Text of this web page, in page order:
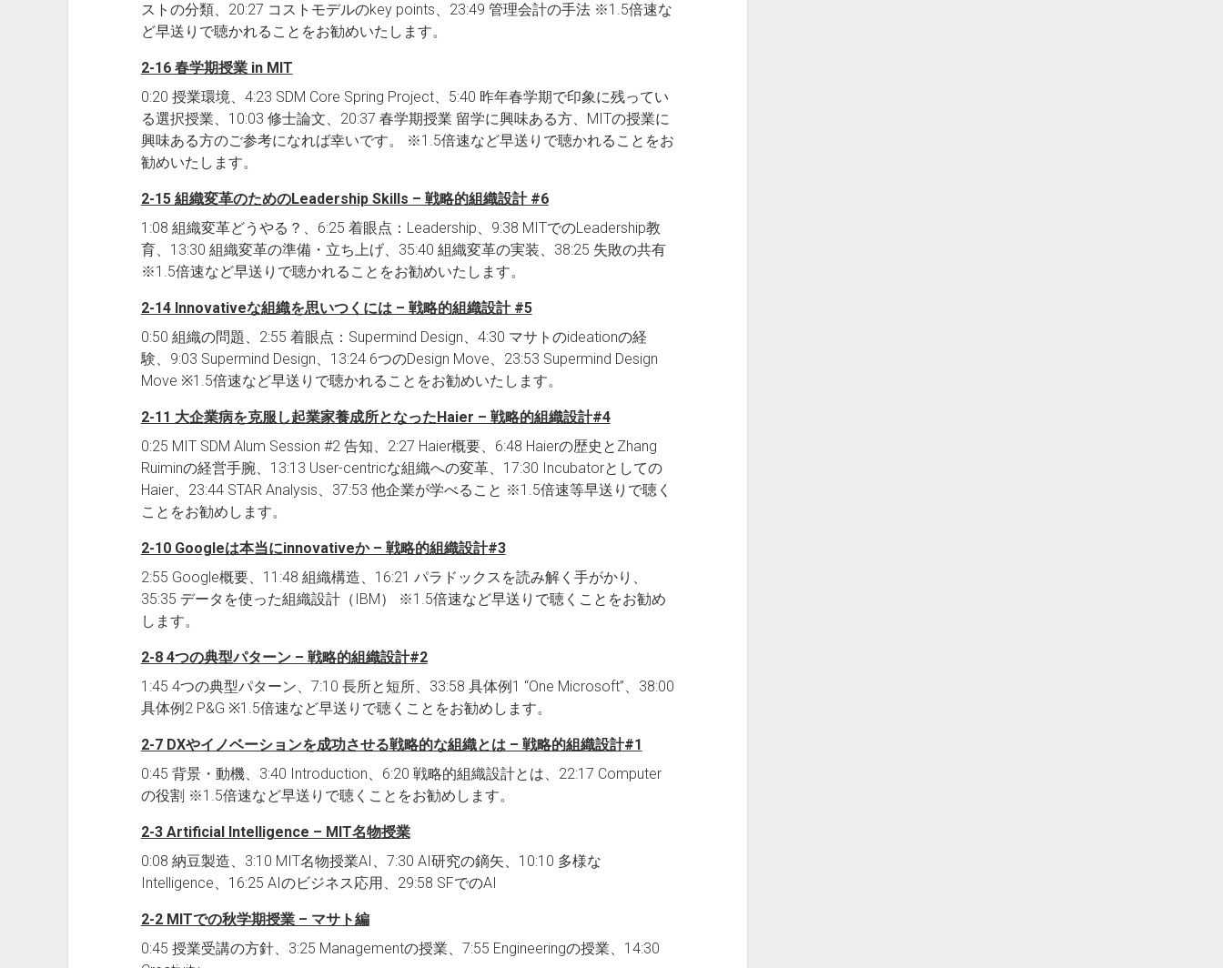
ストの分類、20:27 コストモデルのkey points、23:49 管理会計の手法 ※1.5倍速な
ど早送りで聴かれることをお勧めいたします。
2-16 春学期授業 in MIT
0:20 授業環境、4:23 SDM Core Spring Project、5:40 昨年春学期で印象に残ってい
る選択授業、10:03 修士論文、20:37 春学期授業 留学に興味ある方、MITの授業に
興味ある方のご参考になれば幸いです。 ※1.5倍速など早送りで聴かれることをお
勧めいたします。
2-15 組織変革のためのLeadership Skills – 戦略的組織設計 #6
1:08 組織変革どうやる？、6:25 着眼点：Leadership、9:38 MITでのLeadership教
育、13:30 組織変革の準備・立ち上げ、35:40 組織変革の実装、38:25 失敗の共有
※1.5倍速など早送りで聴かれることをお勧めいたします。
2-14 Innovativeな組織を思いつくには – 戦略的組織設計 #5
0:50 組織の問題、2:55 着眼点：Supermind Design、4:30 マサトのideationの経
験、9:03 Supermind Design、13:24 6つのDesign Move、23:53 Supermind Design
Move ※1.5倍速など早送りで聴かれることをお勧めいたします。
2-11 大企業病を克服し起業家養成所となったHaier – 戦略的組織設計#4
0:25 MIT SDM Alum Session #2 告知、2:27 Haier概要、6:48 Haierの歴史とZhang
Ruiminの経営手腕、13:13 User-centricな組織への変革、17:30 Incubatorとしての
Haier、23:44 STAR Analysis、37:53 他企業が学べること ※1.5倍速等早送りで聴く
ことをお勧めします。
2-10 Googleは本当にinnovativeか – 戦略的組織設計#3
2:55 Google概要、11:48 組織構造、16:21 パラドックスを読み解く手がかり、
35:35 データを使った組織設計（IBM） ※1.5倍速など早送りで聴くことをお勧め
します。
2-8 4つの典型パターン – 戦略的組織設計#2
1:45 4つの典型パターン、7:10 長所と短所、33:58 具体例1 “One Microsoft”、38:00
具体例2 P&G ※1.5倍速など早送りで聴くことをお勧めします。
2-7 DXやイノベーションを成功させる戦略的な組織とは – 戦略的組織設計#1
0:45 背景・動機、3:40 Introduction、6:20 戦略的組織設計とは、22:17 Computer
の役割 ※1.5倍速など早送りで聴くことをお勧めします。
2-3 Artificial Intelligence – MIT名物授業
0:08 納豆製造、3:10 MIT名物授業AI、7:30 AI研究の鏑矢、10:10 多様な
Intelligence、16:25 AIのビジネス応用、29:58 SFでのAI
2-2 MITでの秋学期授業 – マサト編
0:45 授業受講の方針、3:25 Managementの授業、7:55 Engineeringの授業、14:30